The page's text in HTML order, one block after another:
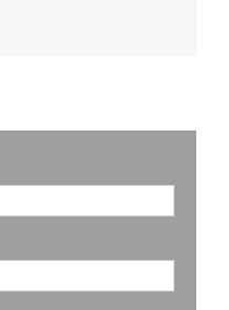
tijd nog graag klant van